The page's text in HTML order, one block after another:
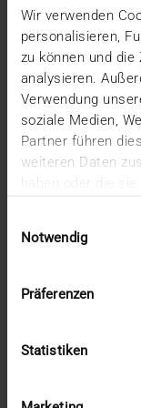
Wir verwenden
personalisieren,
zu können und
analysieren.
Verwendung
soziale Medien,
Partner führen
weiteren Daten
Notwendig
Präferenzen
Statistiken
03.05.2022
„Vielfalt leben
Motto des
VISUS HEALTH IT
MEHR ERFAHREN